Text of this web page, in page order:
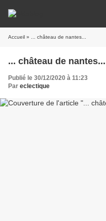
Accueil » ... château de nantes...
... château de nantes...
Publié le 30/12/2020 à 11:23
Par eclectique